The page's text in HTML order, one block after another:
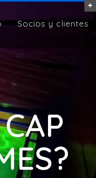
Socios y clientes